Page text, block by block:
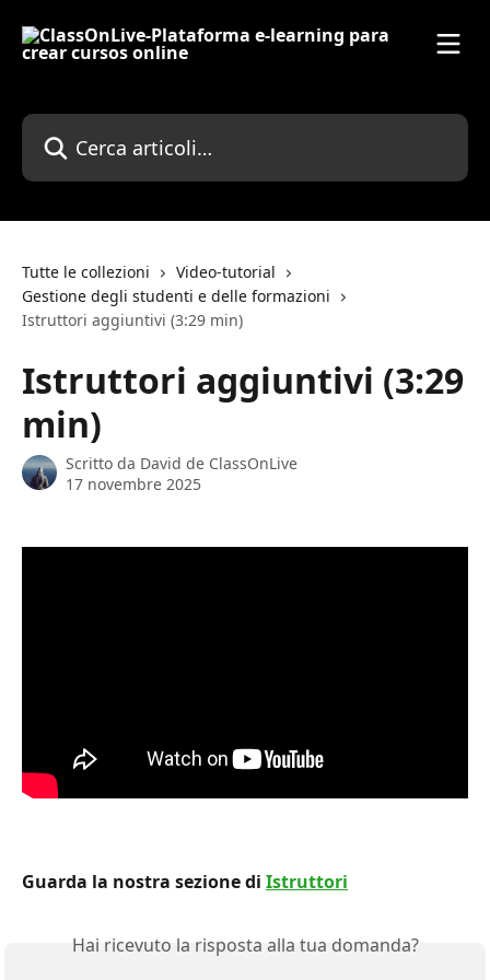
Cerca articoli…
Tutte le collezioni
Video-tutorial
Gestione degli studenti e delle formazioni
Istruttori aggiuntivi (3:29 min)
Istruttori aggiuntivi (3:29
min)
Scritto da David de ClassOnLive
17 novembre 2025
Guarda la nostra sezione di Istruttori
Hai ricevuto la risposta alla tua domanda?